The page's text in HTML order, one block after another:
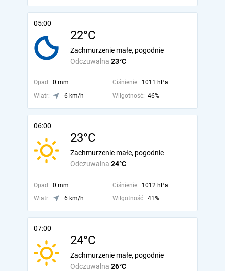
05:00
22°C
Odczuwalna 23°C
Zachmurzenie małe, pogodnie
Opad: 0 mm Ciśnienie: 1011 hPa
Wiatr:
6 km/h Wilgotność: 46%
06:00
23°C
Odczuwalna 24°C
Zachmurzenie małe, pogodnie
Opad: 0 mm Ciśnienie: 1012 hPa
Wiatr:
6 km/h Wilgotność: 41%
07:00
24°C
Odczuwalna 26°C
Zachmurzenie małe, pogodnie